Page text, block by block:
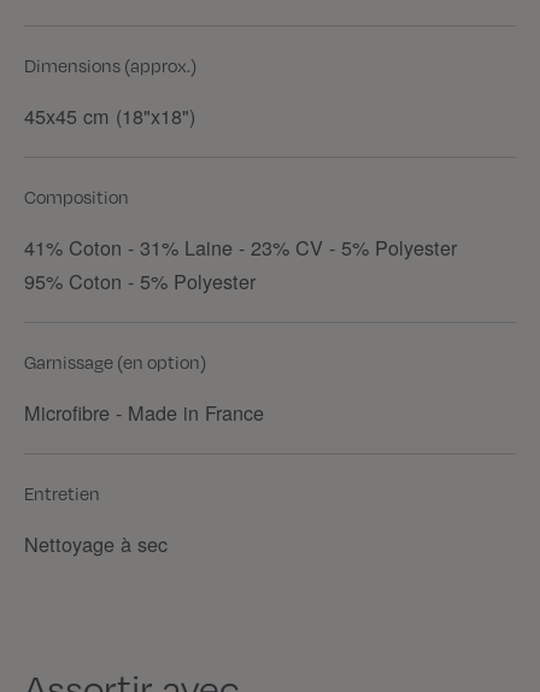
Dimensions (approx.)
45x45 cm (18"x18")
Composition
41% Coton - 31% Laine - 23% CV - 5% Polyester
95% Coton - 5% Polyester
Garnissage (en option)
Microfibre - Made in France
Entretien
Nettoyage à sec